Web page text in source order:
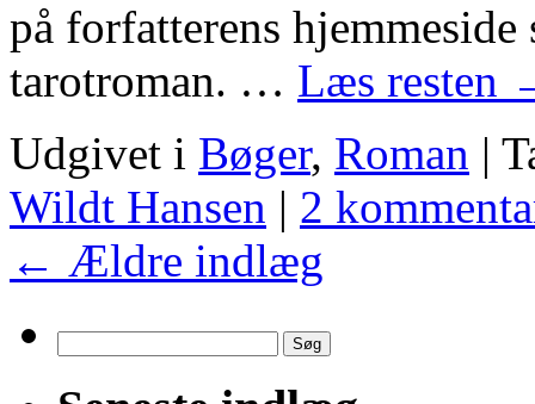
på forfatterens
tarotroman. … Læs resten
Udgivet i Bøger, Roman |
Wildt Hansen | 2
← Ældre indlæg
efter: